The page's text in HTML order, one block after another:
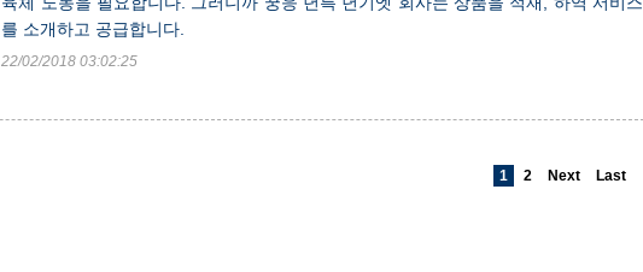
를 소개하고 공급합니다.
22/02/2018 03:02:25
1 2 Next Last